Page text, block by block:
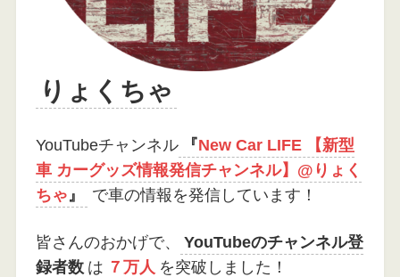
りょくちゃ
YouTubeチャンネル 『New Car LIFE 【新型
車 カーグッズ情報発信チャンネル】@りょく
ちゃ』 で車の情報を発信しています！
皆さんのおかげで、
YouTubeのチャンネル登
録者数 は ７万人 を突破しました！